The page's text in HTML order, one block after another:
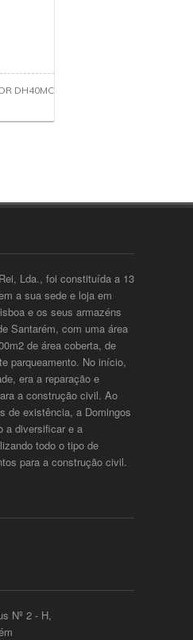
DH40MC
Lda., foi constituída a 13
a sua sede e loja em
e os seus armazéns
Santarém, com uma área
de área coberta, de
parqueamento. No início,
era a reparação e
a construção civil. Ao
de existência, a Domingos
a diversificar e a
todo o tipo de
para a construção civil.
Nº 2 - H,